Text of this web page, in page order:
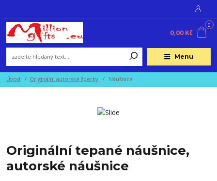
Menu
0
0,00 Kč
Úvod Originální autorské šperky Náušnice
Originální tepané náušnice,
autorské náušnice